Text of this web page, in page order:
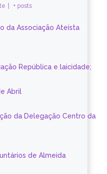
+ posts
da Associação Ateísta
República e laicidade;
Abril
da Delegação Centro da
de Almeida